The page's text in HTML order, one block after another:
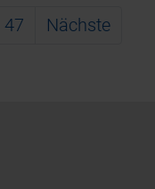
47 Nächste